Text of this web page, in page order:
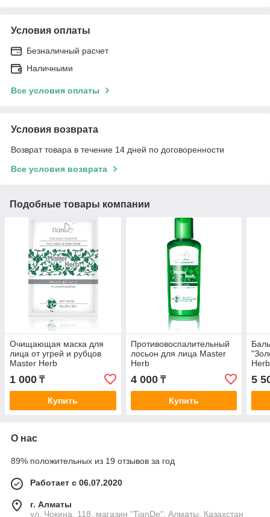
Условия оплаты
Безналичный расчет
Наличными
Все условия оплаты
Условия возврата
Возврат товара в течение 14 дней по договоренности
Все условия возврата
Подобные товары компании
Очищающая маска для
лица от угрей и рубцов
Master Herb
1 000 ₸
Купить
Противовоспалительный
лосьон для лица Master
Herb
4 000₸
Купить
Herb
5
О нас
89% положительных из 19 отзывов за год
Работает с 06.07.2020
г. Алматы
ул. Чокина, 118, магазин "TianDe", Алматы, Казахстан